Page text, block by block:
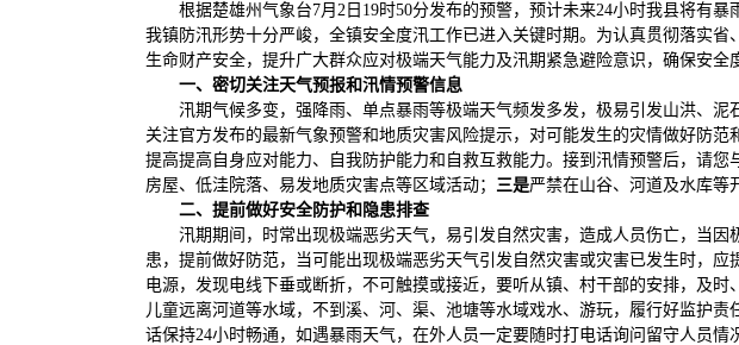
根据楚雄州气象台7月2日19时50分发布的预警，预计未来24小时我县将有
我镇防汛形势十分严峻，全镇安全度汛工作已进入关键时期。为认真贯彻落实
生命财产安全，提升广大群众应对极端天气能力及汛期紧急避险意识，确保安全
一、密切关注天气预报和汛情预警信息
汛期气候多变，强降雨、单点暴雨等极端天气频发多发，极易引发山洪、
关注官方发布的最新气象预警和地质灾害风险提示，对可能发生的灾情做好防
提高提高自身应对能力、自我防护能力和自救互救能力。接到汛情预警后，请您
房屋、低洼院落、易发地质灾害点等区域活动； 三是严禁在山谷、河道及水库等
二、 提前做好安全防护和隐患排查
汛期期间，时常出现极端恶劣天气，易引发自然灾害，造成人员伤亡，当因
患，提前做好防范，当可能出现极端恶劣天气引发自然灾害或灾害已发生时，应
电源，发现电线下垂或断折，不可触摸或接近，要听从镇、村干部的安排，及时
儿童远离河道等水域，不到溪、河、渠、池塘等水域戏水、游玩，履行好监护责
话保持24小时畅通，如遇暴雨天气，在外人员一定要随时打电话询问留守人员情